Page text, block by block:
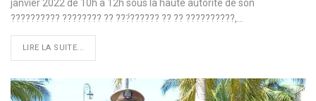
janvier 2022 de 10h à 12h sous la haute autorité de son
?????????? ???????? ?? ???́?????? ?? ?? ??????????,…
LIRE LA SUITE...